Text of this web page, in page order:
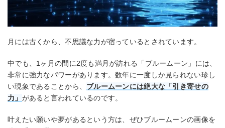
月には古くから、不思議な力が宿っているとされています。
中でも、1ヶ月の間に2度も満月が訪れる「ブルームーン」には、
非常に強力なパワーがあります。数年に一度しか見られない珍し
い現象であることから、 ブルームーンには絶大な「引き寄せの
力」 があると言われているのです。
叶えたい願いや夢があるという方は、ぜひブルームーンの画像を